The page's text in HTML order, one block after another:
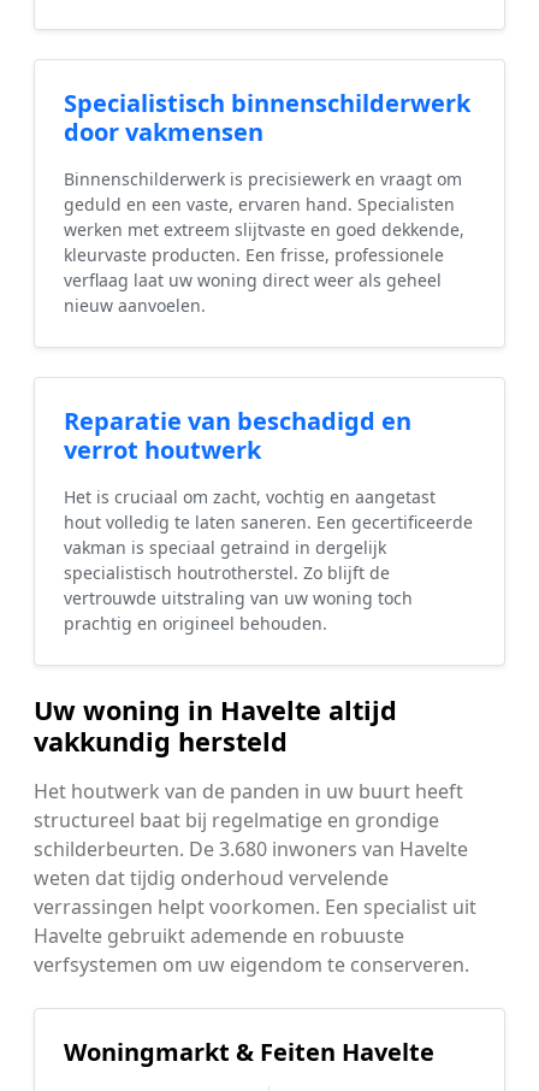
Specialistisch binnenschilderwerk
door vakmensen
Binnenschilderwerk is precisiewerk en vraagt om
geduld en een vaste, ervaren hand. Specialisten
werken met extreem slijtvaste en goed dekkende,
kleurvaste producten. Een frisse, professionele
verflaag laat uw woning direct weer als geheel
nieuw aanvoelen.
Reparatie van beschadigd en
verrot houtwerk
Het is cruciaal om zacht, vochtig en aangetast
hout volledig te laten saneren. Een gecertificeerde
vakman is speciaal getraind in dergelijk
specialistisch houtrotherstel. Zo blijft de
vertrouwde uitstraling van uw woning toch
prachtig en origineel behouden.
Uw woning in Havelte altijd
vakkundig hersteld
Het houtwerk van de panden in uw buurt heeft
structureel baat bij regelmatige en grondige
schilderbeurten. De 3.680 inwoners van Havelte
weten dat tijdig onderhoud vervelende
verrassingen helpt voorkomen. Een specialist uit
Havelte gebruikt ademende en robuuste
verfsystemen om uw eigendom te conserveren.
Woningmarkt & Feiten Havelte